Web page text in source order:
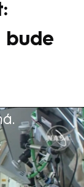
bude